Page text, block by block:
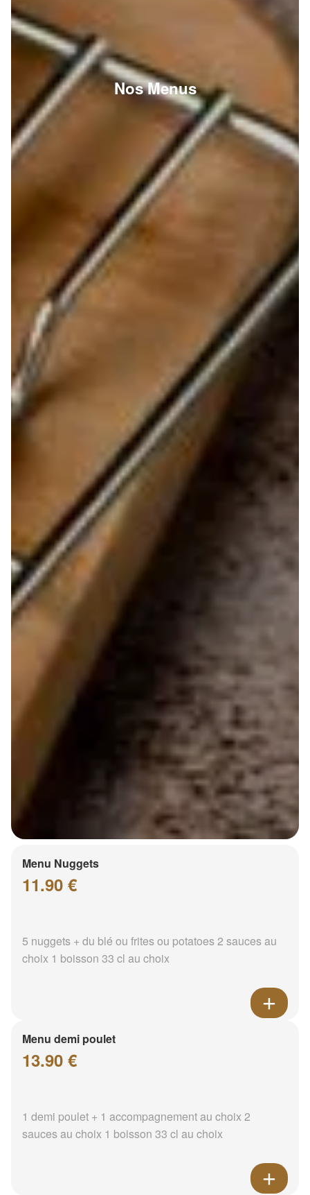
Nos Menus
Menu Nuggets
11.90 €
5 nuggets + du blé ou frites ou potatoes 2 sauces au
choix 1 boisson 33 cl au choix
Menu demi poulet
13.90 €
1 demi poulet + 1 accompagnement au choix 2
sauces au choix 1 boisson 33 cl au choix